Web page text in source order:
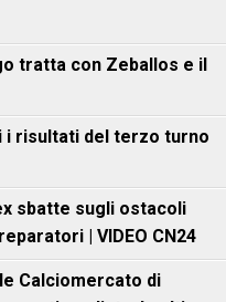
tratta con Zeballos e il
i risultati del terzo turno
sbatte sugli ostacoli
| VIDEO CN24
Calciomercato di